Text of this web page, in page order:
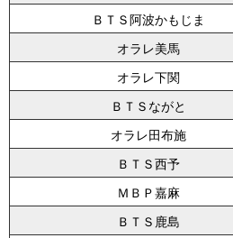
ＢＴＳ阿波かもじま
オラレ美馬
オラレ下関
ＢＴＳながと
オラレ田布施
ＢＴＳ西予
ＭＢＰ嘉麻
ＢＴＳ鹿島